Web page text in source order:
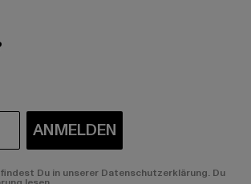
ANMELDEN
Du in unserer Datenschutzerklärung. Du